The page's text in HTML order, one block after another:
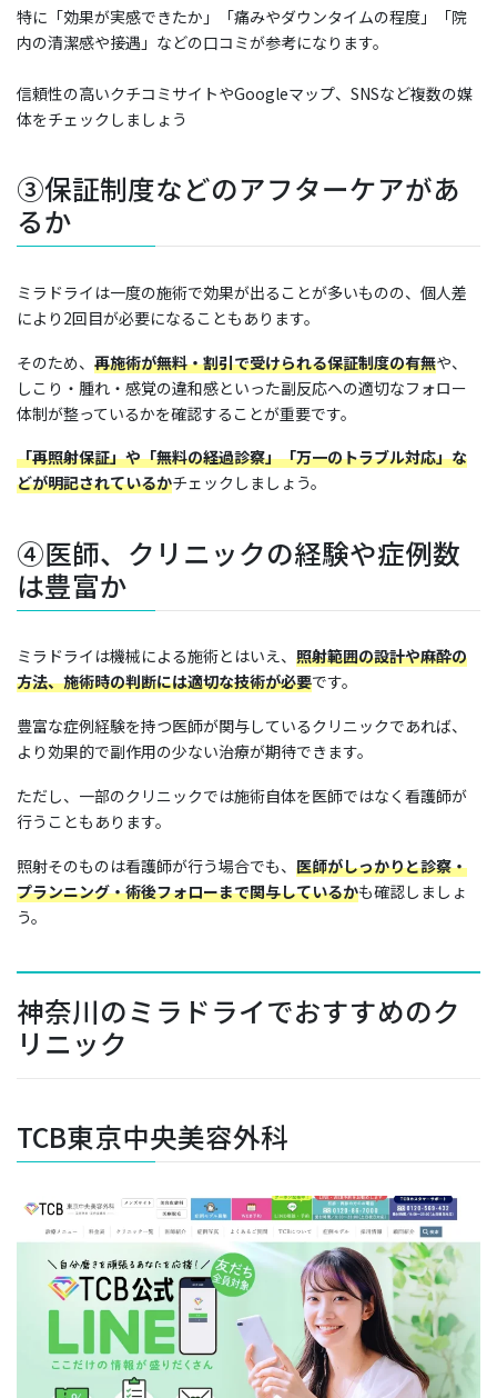
特に「効果が実感できたか」「痛みやダウンタイムの程度」「院
内の清潔感や接遇」などの口コミが参考になります。
信頼性の高いクチコミサイトやGoogleマップ、SNSなど複数の媒
体をチェックしましょう
③保証制度などのアフターケアがあ
るか
ミラドライは一度の施術で効果が出ることが多いものの、個人差
により2回目が必要になることもあります。
そのため、 再施術が無料・割引で受けられる保証制度の有無や、
しこり・腫れ・感覚の違和感といった副反応への適切なフォロー
体制が整っているかを確認することが重要です。
「再照射保証」や「無料の経過診察」「万一のトラブル対応」な
どが明記されているかチェックしましょう。
④医師、クリニックの経験や症例数
は豊富か
ミラドライは機械による施術とはいえ、 照射範囲の設計や麻酔の
方法、施術時の判断には適切な技術が必要です。
豊富な症例経験を持つ医師が関与しているクリニックであれば、
より効果的で副作用の少ない治療が期待できます。
ただし、一部のクリニックでは施術自体を医師ではなく看護師が
行うこともあります。
照射そのものは看護師が行う場合でも、 医師がしっかりと診察・
プランニング・術後フォローまで関与しているかも確認しましょ
う。
神奈川のミラドライでおすすめのク
リニック
TCB東京中央美容外科